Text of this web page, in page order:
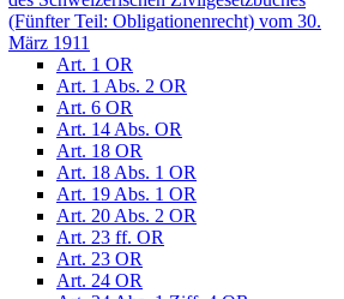
(Fünfter Teil: Obligationenrecht) vom 30.
März 1911
Art. 1 OR
Art. 1 Abs. 2 OR
Art. 6 OR
Art. 14 Abs. OR
Art. 18 OR
Art. 18 Abs. 1 OR
Art. 19 Abs. 1 OR
Art. 20 Abs. 2 OR
Art. 23 ff. OR
Art. 23 OR
Art. 24 OR